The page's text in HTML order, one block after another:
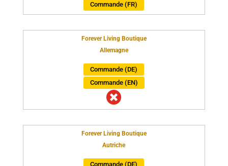
Commande (FR)
Forever Living Boutique
Allemagne
Commande (DE)
Commande (EN)

Forever Living Boutique
Autriche
Commande (DE)